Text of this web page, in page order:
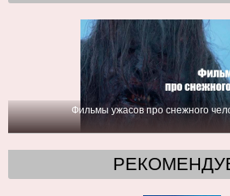
Фильмы ужасов про снежного